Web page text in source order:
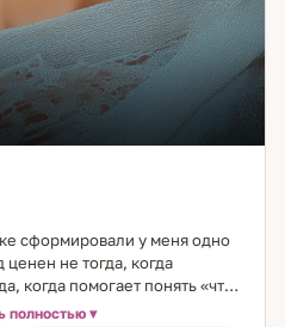
сформировали у меня одно
не тогда, когда
когда помогает понять «что
рунами как с аналитическими
полностью